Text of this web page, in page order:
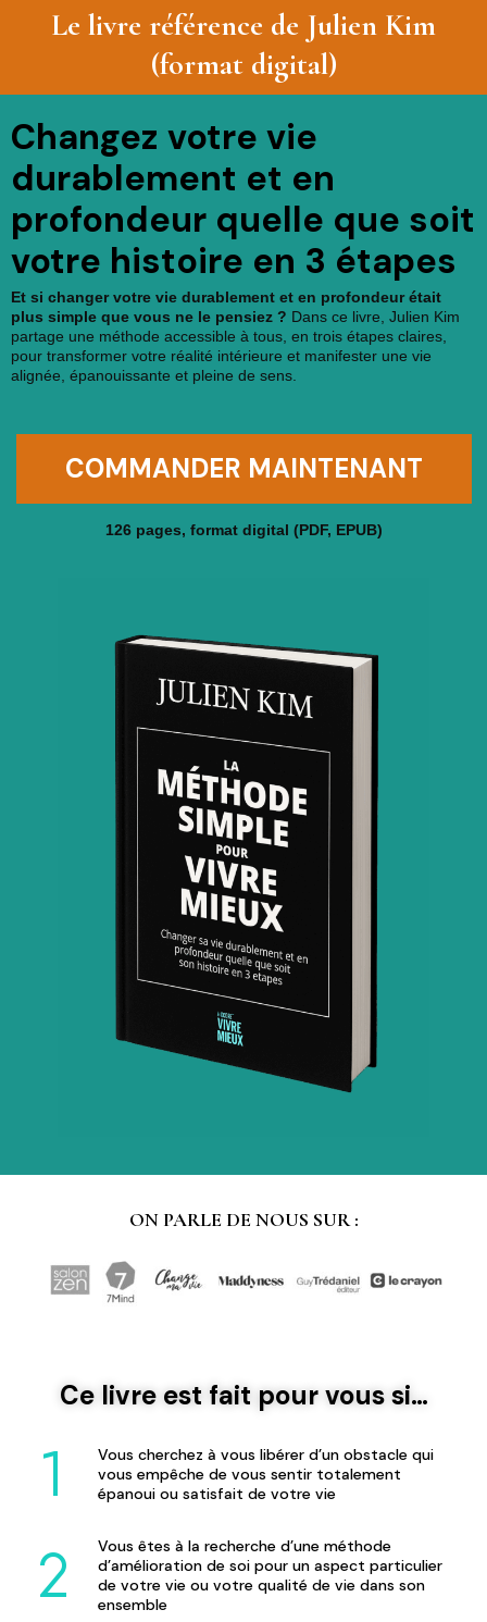
Le livre référence de Julien Kim
(format digital)
Changez votre vie
durablement et en
profondeur quelle que soit
votre histoire en 3 étapes
Et si changer votre vie durablement et en profondeur était
plus simple que vous ne le pensiez ? Dans ce livre, Julien Kim
partage une méthode accessible à tous, en trois étapes claires,
pour transformer votre réalité intérieure et manifester une vie
alignée, épanouissante et pleine de sens.
COMMANDER MAINTENANT
126 pages, format digital (PDF, EPUB)
ON PARLE DE NOUS SUR :
Ce livre est fait pour vous si…
Vous cherchez à vous libérer d’un obstacle qui
vous empêche de vous sentir totalement
épanoui ou satisfait de votre vie
Vous êtes à la recherche d’une méthode
d’amélioration de soi pour un aspect particulier
de votre vie ou votre qualité de vie dans son
ensemble